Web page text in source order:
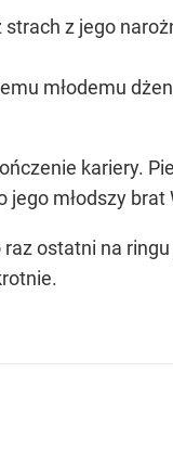
z jego
młodemu
kariery.
młodszy brat
ostatni na